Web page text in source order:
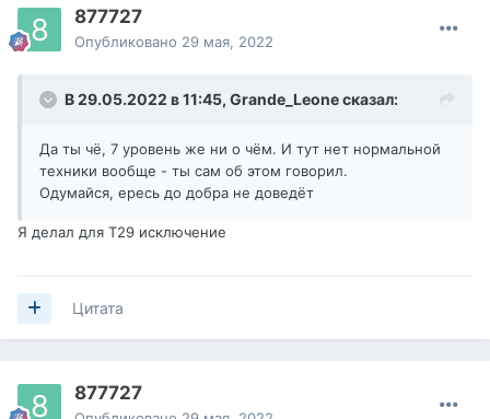
877727
Опубликовано 29 мая, 2022
В 29.05.2022 в 11:45, Grande_Leoneсказал:
Да ты чё, 7 уровень же ни о чём. И тут нет нормальной
техники вообще - ты сам об этом говорил.
Одумайся, ересь до добра не доведёт
Я делал для Т29 исключение
Цитата
877727